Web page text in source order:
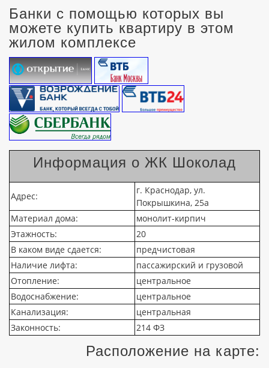
Банки с помощью которых вы
можете купить квартиру в этом
жилом комплексе
Информация о ЖК Шоколад
Адрес:
г. Краснодар, ул.
Покрышкина, 25а
Материал дома:
монолит-кирпич
Этажность:
20
В каком виде сдается:
предчистовая
Наличие лифта:
пассажирский и грузовой
Отопление:
центральное
Водоснабжение:
центральное
Канализация:
центральная
Законность:
214 ФЗ
Расположение на карте: